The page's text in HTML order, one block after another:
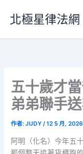
要
北極星律法網
五十歲才
弟弟聯手
作者:JUDY/12 5 月, 2026
阿明（化名）今年五